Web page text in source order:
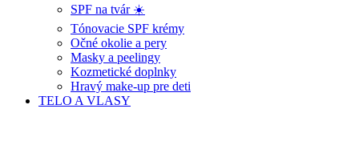
SPF na tvár ☀️
Tónovacie SPF krémy
Očné okolie a pery
Masky a peelingy
Kozmetické doplnky
Hravý make-up pre deti
TELO A VLASY